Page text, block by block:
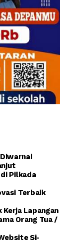
Pilkada
Terbaik
Lapangan
Orang Tua /
Si-